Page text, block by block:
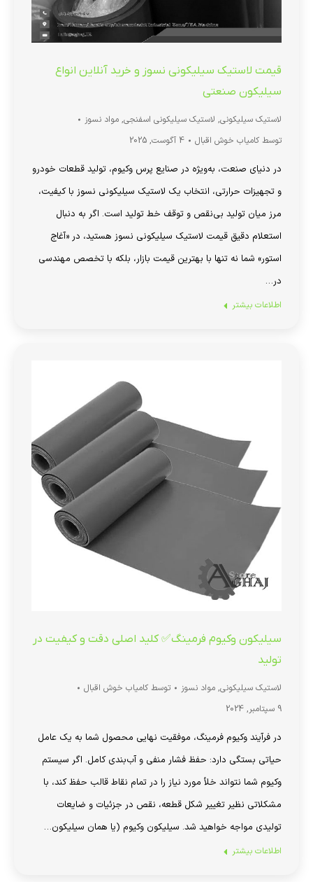
قیمت لاستیک سیلیکونی نسوز و خرید آنلاین انواع
سیلیکون صنعتی
لاستیک سیلیکونی, لاستیک سیلیکونی اسفنجی, مواد نسوز
توسط کامیاب خوش اقبال 4 آگوست, 2025
در دنیای صنعت، به‌ویژه در صنایع پرس وکیوم، تولید قطعات خودرو
و تجهیزات حرارتی، انتخاب یک لاستیک سیلیکونی نسوز با کیفیت،
مرز میان تولید بی‌نقص و توقف خط تولید است. اگر به دنبال
استعلام دقیق قیمت لاستیک سیلیکونی نسوز هستید، در «آغاج
استور» شما نه تنها با بهترین قیمت بازار، بلکه با تخصص مهندسی
در…
اطلاعات بیشتر
سیلیکون وکیوم فرمینگ✅ کلید اصلی دقت و کیفیت در
تولید
لاستیک سیلیکونی, مواد نسوز توسط کامیاب خوش اقبال
9 سپتامبر, 2024
در فرآیند وکیوم فرمینگ، موفقیت نهایی محصول شما به یک عامل
حیاتی بستگی دارد: حفظ فشار منفی و آب‌بندی کامل. اگر سیستم
وکیوم شما نتواند خلأ مورد نیاز را در تمام نقاط قالب حفظ کند، با
مشکلاتی نظیر تغییر شکل قطعه، نقص در جزئیات و ضایعات
تولیدی مواجه خواهید شد. سیلیکون وکیوم (یا همان سیلیکون…
اطلاعات بیشتر